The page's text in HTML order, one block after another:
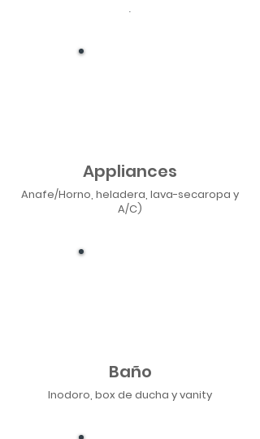
.
Appliances
Anafe/Horno, heladera, lava-secaropa y
A/C)
Baño
Inodoro, box de ducha y vanity